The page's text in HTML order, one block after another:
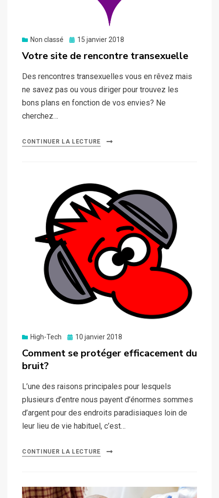
Non classé
Posted
15 janvier 2018
Votre site de rencontre transexuelle
Des rencontres transexuelles vous en rêvez mais
ne savez pas ou vous diriger pour trouvez les
bons plans en fonction de vos envies? Ne
cherchez…
CONTINUER LA LECTURE
High-Tech
Posted
10 janvier 2018
Comment se protéger efficacement du
bruit?
L’une des raisons principales pour lesquels
plusieurs d’entre nous payent d’énormes sommes
d’argent pour des endroits paradisiaques loin de
leur lieu de vie habituel, c’est…
CONTINUER LA LECTURE